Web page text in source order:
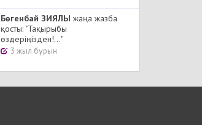
Бөгенбай ЗИЯЛЫ жаңа жазба
қосты: "Тақырыбы
өздеріңізден!..."
3 жыл бұрын